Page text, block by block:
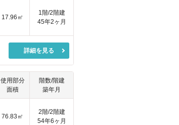
17.96㎡
1階/2階建
45年2ヶ月
詳細を見る
使用部分
面積
階数/階建
築年月
76.83㎡
2階/2階建
54年6ヶ月